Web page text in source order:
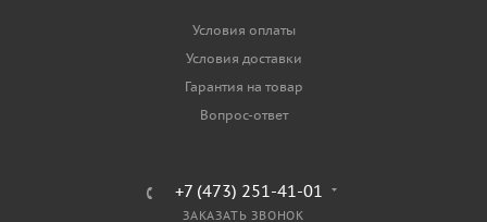
Условия оплаты
Условия доставки
Гарантия на товар
Вопрос-ответ
+7 (473) 251-41-01
ЗАКАЗАТЬ ЗВОНОК